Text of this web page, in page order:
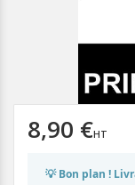
8,90 €
💡 Bon plan !